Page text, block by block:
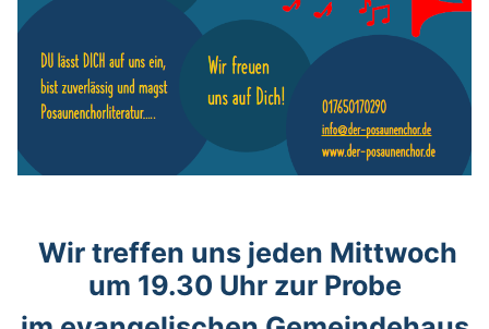
Wir treffen uns jeden Mittwoch
um 19.30 Uhr zur Probe